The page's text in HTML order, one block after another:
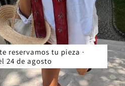
reservamos tu pieza ·
24 de agosto